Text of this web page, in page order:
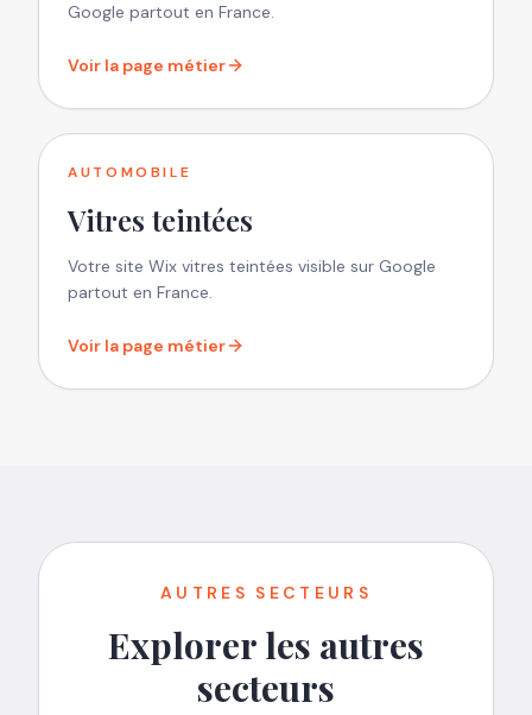
Google partout en France.
Voir la page métier
AUTOMOBILE
Vitres teintées
Votre site Wix vitres teintées visible sur Google
partout en France.
Voir la page métier
AUTRES SECTEURS
Explorer les autres
secteurs